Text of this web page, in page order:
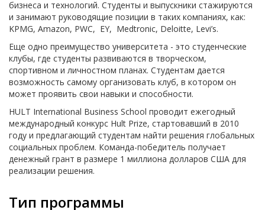
бизнеса и технологий. Студенты и выпускники стажируются
и занимают руководящие позиции в таких компаниях, как:
KPMG, Amazon, PWC, EY, Medtronic, Deloitte, Levi’s.
Еще одно преимущество университета - это студенческие
клубы, где студенты развиваются в творческом,
спортивном и личностном планах. Студентам дается
возможность самому организовать клуб, в котором он
может проявить свои навыки и способности.
HULT International Business School проводит ежегодный
международный конкурс Hult Prize, стартовавший в 2010
году и предлагающий студентам найти решения глобальных
социальных проблем. Команда-победитель получает
денежный грант в размере 1 миллиона долларов США для
реализации решения.
Тип программы